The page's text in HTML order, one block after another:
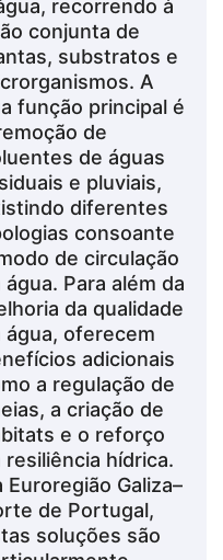
recorrendo à
conjunta de
substratos e
A
função principal é
de
de águas
e pluviais,
diferentes
consoante
de circulação
água. Para além da
da qualidade
água, oferecem
adicionais
a regulação de
a criação de
e o reforço
resiliência hídrica.
Euroregião Galiza–
de Portugal,
soluções são